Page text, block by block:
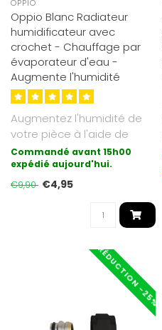
OPPIO
Oppio Blanc Radiateur
humidificateur avec
crochet - Chauffage par
évaporateur d'eau -
Augmente l'humidité
Augmentez l'humidité de
votre pièce à l'aide de
l'humidificateur en
céramiqu..
Commandé avant 15h00
expédié aujourd'hui.
€9,90 €4,95
RÉDUCTION -25%